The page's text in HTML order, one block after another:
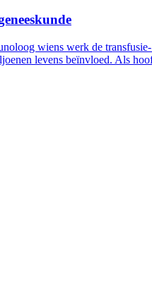
wiens werk de
levens beïnvloed. Als